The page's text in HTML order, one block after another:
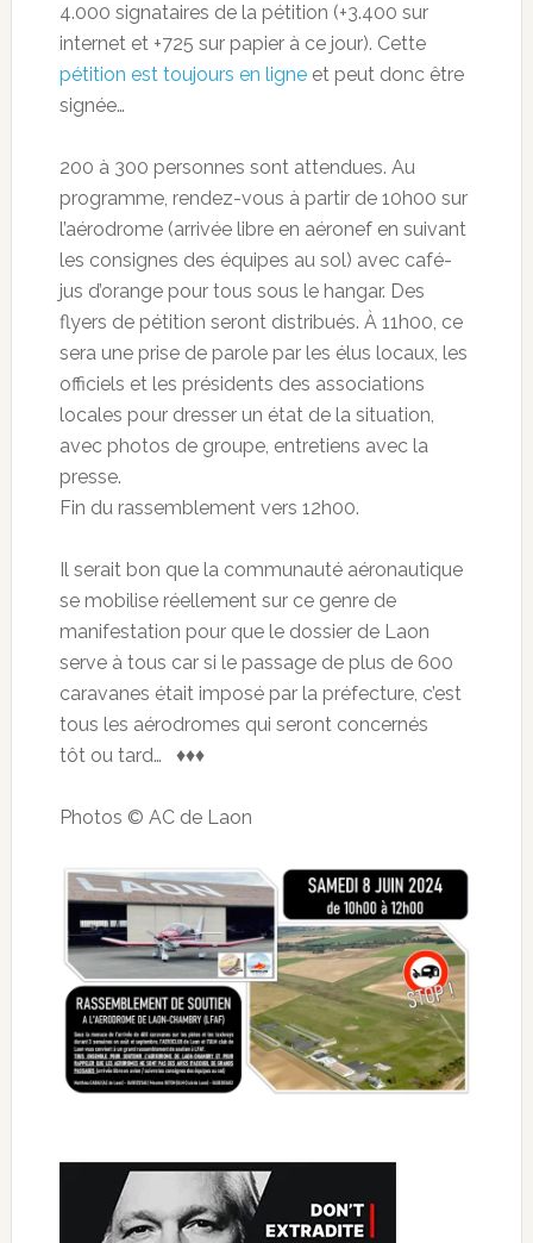
4.000 signataires de la pétition (+3.400 sur
internet et +725 sur papier à ce jour). Cette
pétition est toujours en ligneet peut donc être
signée…
200 à 300 personnes sont attendues. Au
programme, rendez-vous à partir de 10h00 sur
l’aérodrome (arrivée libre en aéronef en suivant
les consignes des équipes au sol) avec café-
jus d’orange pour tous sous le hangar. Des
flyers de pétition seront distribués. À 11h00, ce
sera une prise de parole par les élus locaux, les
officiels et les présidents des associations
locales pour dresser un état de la situation,
avec photos de groupe, entretiens avec la
presse.
Fin du rassemblement vers 12h00.
Il serait bon que la communauté aéronautique
se mobilise réellement sur ce genre de
manifestation pour que le dossier de Laon
serve à tous car si le passage de plus de 600
caravanes était imposé par la préfecture, c’est
tous les aérodromes qui seront concernés
tôt ou tard… ♦♦♦
Photos © AC de Laon